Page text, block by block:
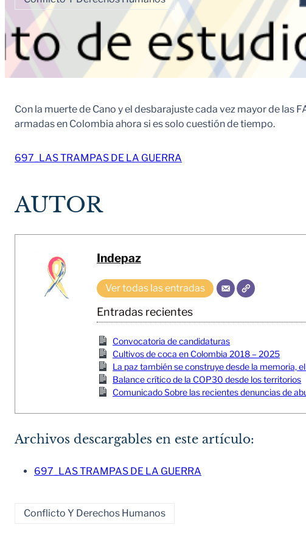
Con la muerte de Cano y el desbarajuste cada vez mayor de las
armadas en Colombia ahora si es solo cuestión de tiempo.
697_LAS TRAMPAS DE LA GUERRA
AUTOR
Indepaz
Ver todas las entradas
Entradas recientes
Convocatoria de candidaturas
Cultivos de coca en Colombia 2018 – 2025
La paz también se construye desde la memoria,
Balance crítico de la COP30 desde los territorios
Comunicado Sobre las recientes denuncias de
Archivos descargables en este artículo:
697_LAS TRAMPAS DE LA GUERRA
Conflicto Y Derechos Humanos